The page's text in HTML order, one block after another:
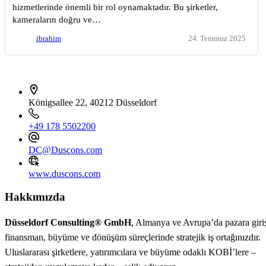
hizmetlerinde önemli bir rol oynamaktadır. Bu şirketler,
kameraların doğru ve…
ibrahim 24. Temmuz 2025
Königsallee 22, 40212 Düsseldorf
+49 178 5502200
DC@Duscons.com
www.duscons.com
Hakkımızda
Düsseldorf Consulting® GmbH, Almanya ve Avrupa’da pazara
finansman, büyüme ve dönüşüm süreçlerinde stratejik iş ortağınızdır.
Uluslararası şirketlere, yatırımcılara ve büyüme odaklı KOBİ’lere –